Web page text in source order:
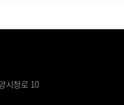
시청로 10